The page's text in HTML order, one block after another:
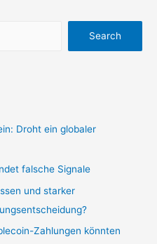
Search
Droht ein globaler
falsche Signale
und starker
Zahlungen könnten